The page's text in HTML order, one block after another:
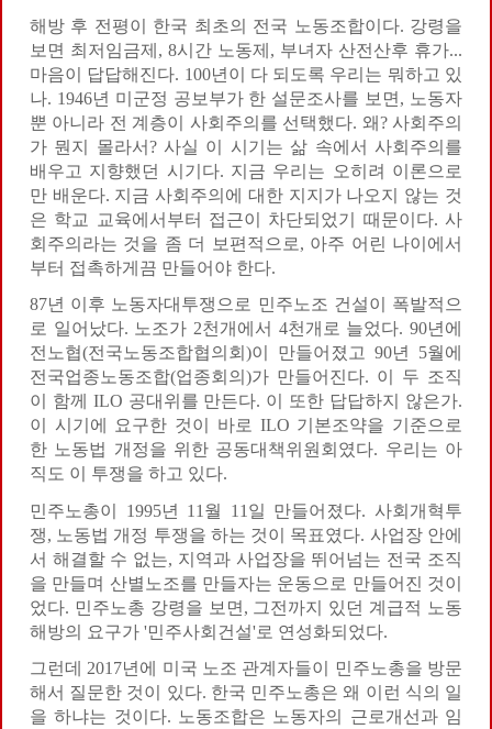
해방 후 전평이 한국 최초의 전국 노동조합이다. 강령을
보면 최저임금제, 8시간 노동제, 부녀자 산전산후 휴가...
마음이 답답해진다. 100년이 다 되도록 우리는 뭐하고 있
나. 1946년 미군정 공보부가 한 설문조사를 보면, 노동자
뿐 아니라 전 계층이 사회주의를 선택했다. 왜? 사회주의
가 뭔지 몰라서? 사실 이 시기는 삶 속에서 사회주의를
배우고 지향했던 시기다. 지금 우리는 오히려 이론으로
만 배운다. 지금 사회주의에 대한 지지가 나오지 않는 것
은 학교 교육에서부터 접근이 차단되었기 때문이다. 사
회주의라는 것을 좀 더 보편적으로, 아주 어린 나이에서
부터 접촉하게끔 만들어야 한다.
87년 이후 노동자대투쟁으로 민주노조 건설이 폭발적으
로 일어났다. 노조가 2천개에서 4천개로 늘었다. 90년에
전노협(전국노동조합협의회)이 만들어졌고 90년 5월에
전국업종노동조합(업종회의)가 만들어진다. 이 두 조직
이 함께 ILO 공대위를 만든다. 이 또한 답답하지 않은가.
이 시기에 요구한 것이 바로 ILO 기본조약을 기준으로
한 노동법 개정을 위한 공동대책위원회였다. 우리는 아
직도 이 투쟁을 하고 있다.
민주노총이 1995년 11월 11일 만들어졌다. 사회개혁투
쟁, 노동법 개정 투쟁을 하는 것이 목표였다. 사업장 안에
서 해결할 수 없는, 지역과 사업장을 뛰어넘는 전국 조직
을 만들며 산별노조를 만들자는 운동으로 만들어진 것이
었다. 민주노총 강령을 보면, 그전까지 있던 계급적 노동
해방의 요구가 '민주사회건설'로 연성화되었다.
그런데 2017년에 미국 노조 관계자들이 민주노총을 방문
해서 질문한 것이 있다. 한국 민주노총은 왜 이런 식의 일
을 하냐는 것이다. 노동조합은 노동자의 근로개선과 임